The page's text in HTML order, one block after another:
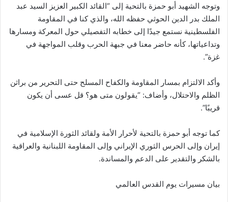
وتوجه الشهيد أبو حمزة بالتحية إلى “القائد الكبير العزيز السيد عبد
الملك بدر الدين الحوثي حفظه الله، والذي كنا في المقاومة
الفلسطينية نستمع جيدًا إلى خطابه التفصيلي حول المعركة ومسارها
وتداعياتها، كأنه حاضر معنا في جبهة الحرب وقلب المواجهة في
غزة”.
وأكد الالتزام بمسار المقاومة والكفاح المسلح حتى التحرير من براثن
الظلم والاحتلال، وأضاف: “يقولون متى هو؟ قل عسى أن يكون
قريبًا”.
كما توجه أبو حمزة بالتحية لأحرار الأمة ولقائد الثورة الإسلامية في
إيران وإلى الحرس الثوري الإيراني وإلى المقاومة اللبنانية والعراقية
بالشكر والتقدير على الدعم والمساندة.
بيان مسيرات يوم القدس العالمي